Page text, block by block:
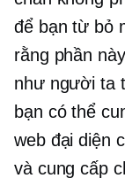
để bạn từ bỏ
rằng phần
như người ta
bạn có thể
web đại diện
và cung cấp